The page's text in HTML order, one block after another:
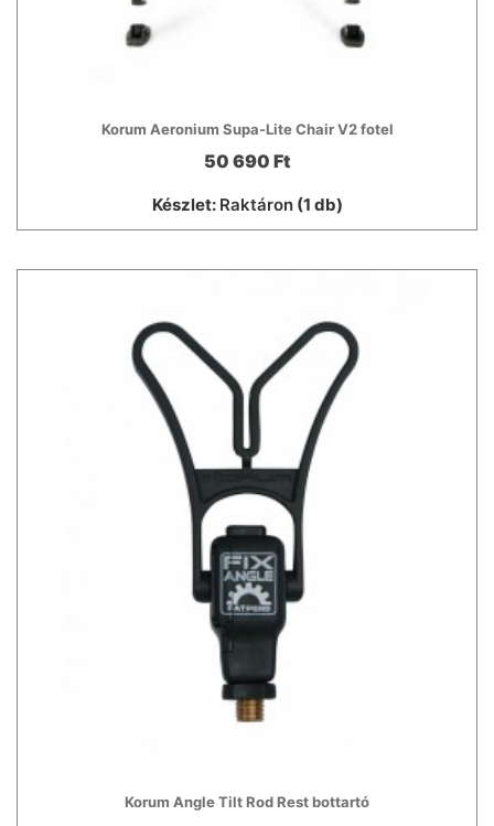
Korum Aeronium Supa-Lite Chair V2 fotel
50 690 Ft
Készlet: Raktáron(1 db)
Korum Angle Tilt Rod Rest bottartó